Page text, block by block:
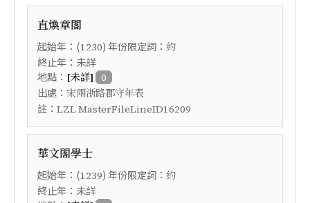
直煥章閣
起始年：(1230) 年份限定詞： 約
終止年：未詳
地點： [未詳] 0
出處： 宋兩浙路郡守年表
註： LZL MasterFileLineID16209
華文閣學士
起始年：(1239) 年份限定詞： 約
終止年：未詳